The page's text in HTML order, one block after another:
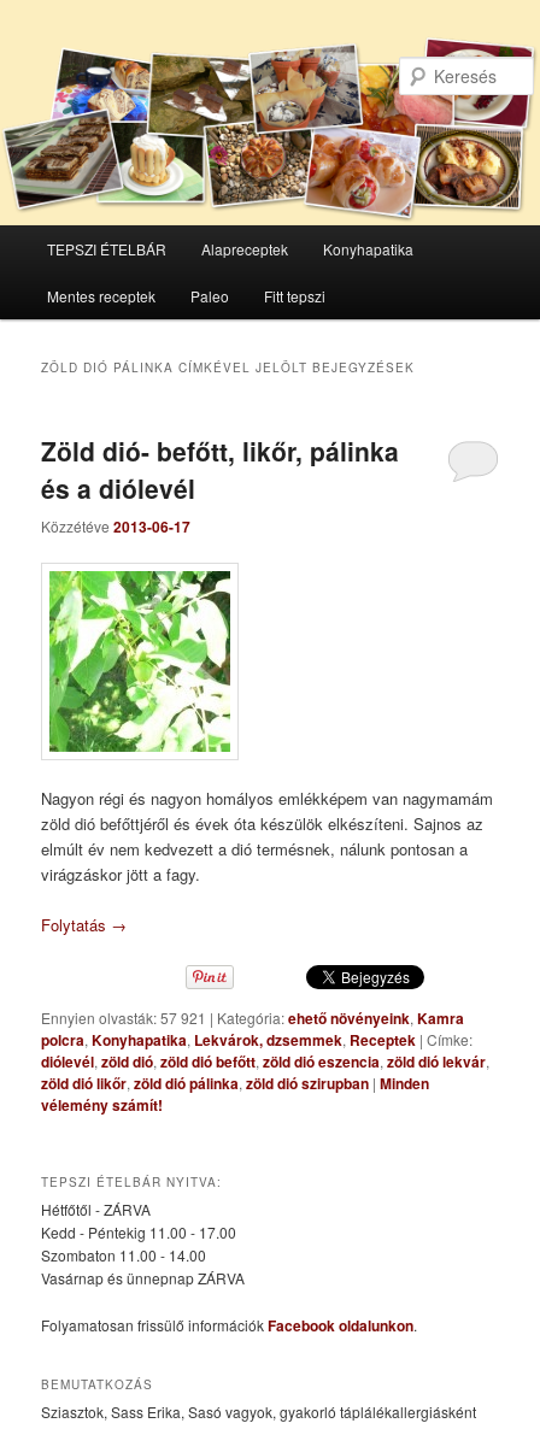
Tovább
az
elsődleges
Tovább
a
másodlagos
TEPSZI ÉTELBÁR Alapreceptek Konyhapatika
Mentes receptek Paleo Fitt tepszi
ZÖLD DIÓ PÁLINKA CÍMKÉVEL JELÖLT BEJEGYZÉSEK
Zöld dió- befőtt, likőr, pálinka
és a diólevél
Közzétéve2013-06-17
Nagyon régi és nagyon homályos emlékképem van nagymamám
zöld dió befőttjéről és évek óta készülök elkészíteni. Sajnos az
elmúlt év nem kedvezett a dió termésnek, nálunk pontosan a
virágzáskor jött a fagy.
Folytatás →
Ennyien olvasták: 57 921 | Kategória:ehető növényeink,Kamra
polcra,Konyhapatika, Lekvárok, dzsemmek, Receptek |Címke:
diólevél,zöld dió,zöld dió befőtt,zöld dió eszencia,zöld dió lekvár,
zöld dió likőr,zöld dió pálinka,zöld dió szirupban |Minden
vélemény számít!
TEPSZI ÉTELBÁR NYITVA:
Hétfőtől - ZÁRVA
Kedd - Péntekig 11.00 - 17.00
Szombaton 11.00 - 14.00
Vasárnap és ünnepnap ZÁRVA
Folyamatosan frissülő információkFacebook oldalunkon.
BEMUTATKOZÁS
Sziasztok, Sass Erika, Sasó vagyok, gyakorló táplálékallergiásként